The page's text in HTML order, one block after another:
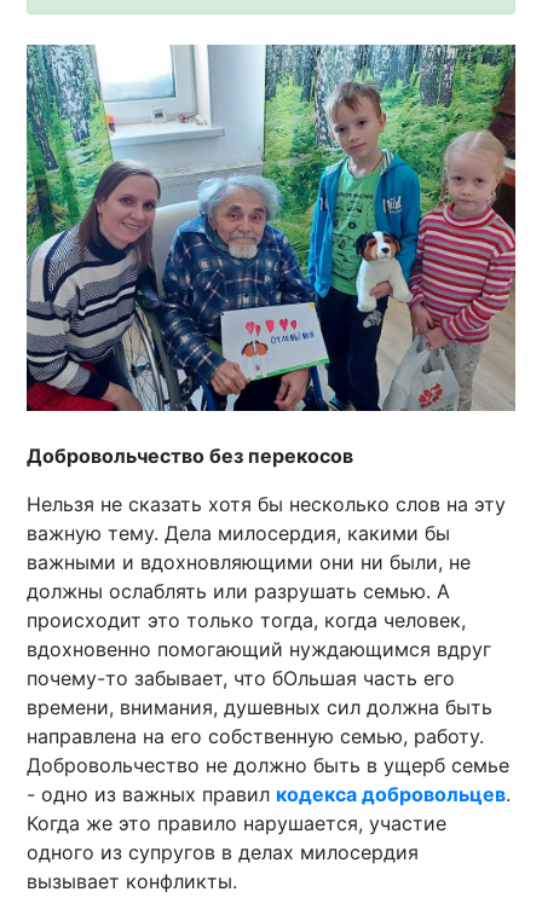
Добровольчество без перекосов
Нельзя не сказать хотя бы несколько слов на эту
важную тему. Дела милосердия, какими бы
важными и вдохновляющими они ни были, не
должны ослаблять или разрушать семью. А
происходит это только тогда, когда человек,
вдохновенно помогающий нуждающимся вдруг
почему-то забывает, что бОльшая часть его
времени, внимания, душевных сил должна быть
направлена на его собственную семью, работу.
Добровольчество не должно быть в ущерб семье
- одно из важных правил кодекса добровольцев.
Когда же это правило нарушается, участие
одного из супругов в делах милосердия
вызывает конфликты.